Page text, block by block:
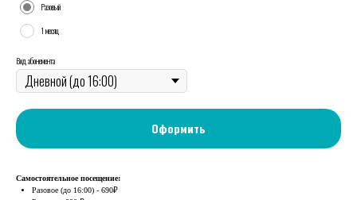
Разовый
1 месяц
Вид абонемента
Оформить
Самостоятельное посещение:
Разовое (до 16:00) - 690₽